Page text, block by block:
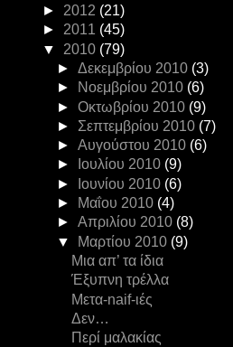
► 2012 (21)
► 2011 (45)
▼ 2010 (79)
► Δεκεμβρίου 2010 (3)
►
Νοεμβρίου 2010 (6)
► Οκτωβρίου 2010 (9)
► Σεπτεμβρίου 2010 (7)
► Αυγούστου 2010 (6)
►
Ιουλίου 2010 (9)
►
Ιουνίου 2010 (6)
►
Μαΐου 2010 (4)
► Απριλίου 2010 (8)
▼
Μαρτίου 2010 (9)
Μια απ’ τα ίδια
Έξυπνη τρέλλα
Μετα-naif-ιές
Δεν…
Περί μαλακίας